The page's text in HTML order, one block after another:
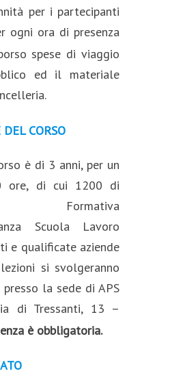
per i partecipanti
ogni ora di presenza
spese di viaggio
ed il materiale
CORSO
è di 3 anni, per un
ore, di cui 1200 di
Formativa
Scuola Lavoro
e qualificate aziende
si svolgeranno
la sede di APS
di Tressanti, 13 –
è obbligatoria.